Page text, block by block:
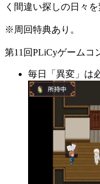
く間違い探しの日々
※周回特典あり。
第11回PLiCyゲーム
毎日「異変」は